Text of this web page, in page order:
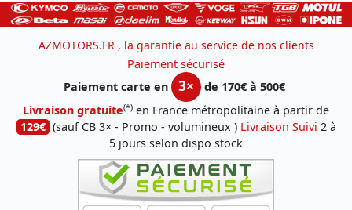
AZMOTORS.FR , la garantie au service de nos clients
Paiement sécurisé
Paiement carte en
3×
de 170€ à 500€
Livraison gratuite(*) en France métropolitaine à partir de
129€ (sauf CB 3× - Promo - volumineux ) Livraison Suivi 2 à
5 jours selon dispo stock